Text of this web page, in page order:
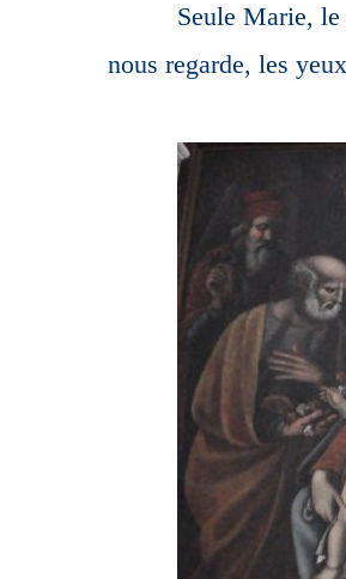
Seule Marie,
nous regarde, les